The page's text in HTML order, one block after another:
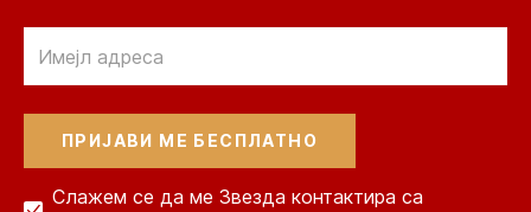
Слажем се да ме Звезда контактира са